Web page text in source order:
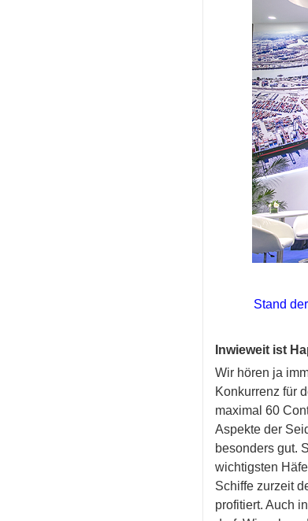
Stand
Inwieweit ist
Wir hören ja
Konkurrenz für
maximal 60
Aspekte der
besonders gut.
wichtigsten
Schiffe zurzeit
profitiert. Auch